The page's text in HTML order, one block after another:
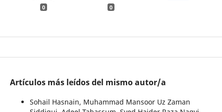
0 0
Artículos más leídos del mismo autor/a
Sohail Hasnain, Muhammad Mansoor Uz Zaman